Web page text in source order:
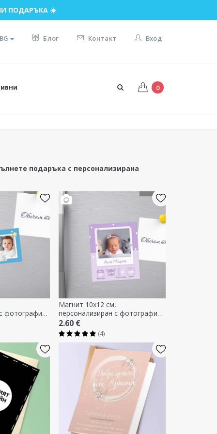
ПОДАРЪКА ☀️
Блог Контакт Вход
0
подаръка с персонализирана
фотография
кръщене
Магнит 10x12 см,
персонализиран с фотография
и текст - Бебе
2.60 €
(4)